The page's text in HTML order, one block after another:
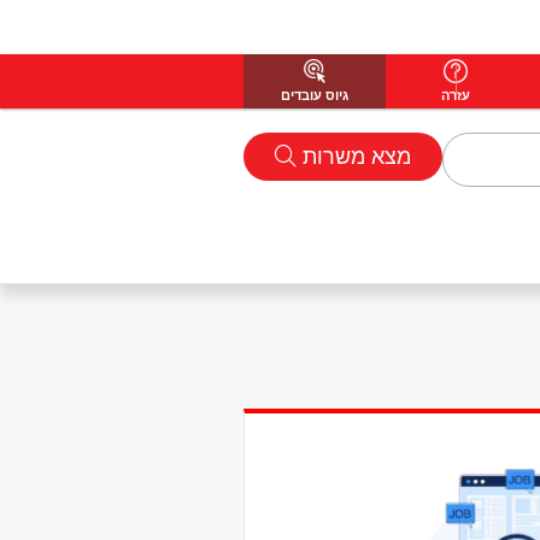
עזרה גיוס עובדים
מצא משרות